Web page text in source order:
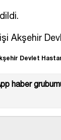
Devlet
haber